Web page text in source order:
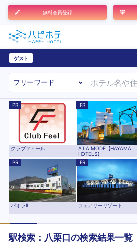
無料会員登録
ゲスト
PR
クラブフィール
PR
A LA MODE【HAYAMA
HOTELS】
PR
パオラII
PR
フェアリーリゾート
駅検索： 八栗口 の検索結果一覧